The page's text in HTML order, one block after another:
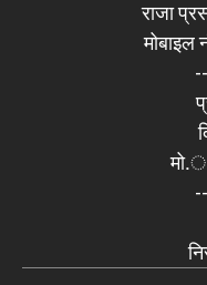
राजा